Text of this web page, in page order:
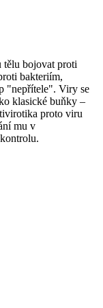
tělu bojovat proti
bakteriím,
"nepřítele". Viry se
klasické buňky –
proto viru
mu v